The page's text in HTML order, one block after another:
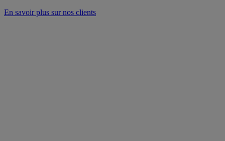
En savoir plus sur nos clients